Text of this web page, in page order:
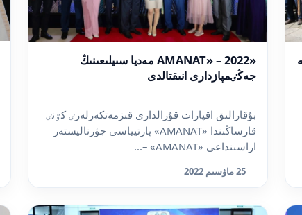
«AMANAT» – 2022 مەديا سىيلىعىنىڭ
جەڭٸمپازدارى انىقتالدى
بۇقارالىق اقپارات قۇرالدارى قىزمەتكەرلەرٸ كٷنٸ
قارساڭىندا «AMANAT» پارتيياسى جۋرناليستەر
اراسىنداعى «AMANAT» –...
25 ماۋسىم 2022